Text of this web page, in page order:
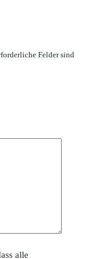
Felder sind
alle